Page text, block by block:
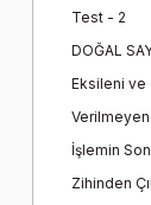
Test - 2
DOĞAL
Eksileni ve
Verilmeyen
İşlemin
Zihinden